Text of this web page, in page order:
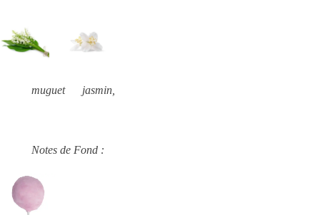
muguet jasmin,
Notes de Fond :